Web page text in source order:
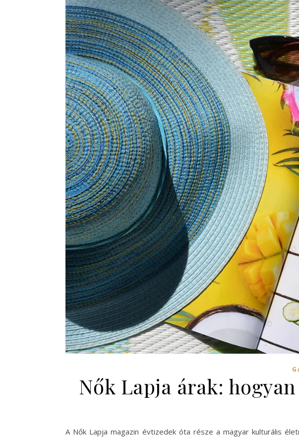
Nők Lapja árak:
A Nők Lapja magazin évtizedek óta része a magyar kulturális